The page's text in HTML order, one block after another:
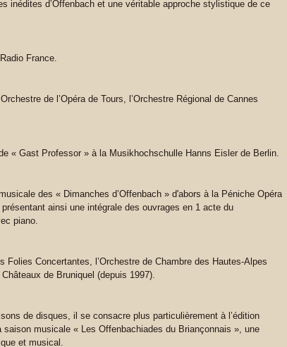
inédites d’Offenbach et une véritable approche stylistique de ce
France.
de l’Opéra de Tours, l’Orchestre Régional de Cannes
« Gast Professor » à la Musikhochschulle Hanns Eisler de Berlin.
des « Dimanches d’Offenbach » d'abors à la Péniche Opéra
ainsi une intégrale des ouvrages en 1 acte du
piano.
Folies Concertantes, l’Orchestre de Chambre des Hautes-Alpes
de Bruniquel (depuis 1997).
de disques, il se consacre plus particulièrement à l’édition
saison musicale « Les Offenbachiades du Briançonnais », une
et musical.